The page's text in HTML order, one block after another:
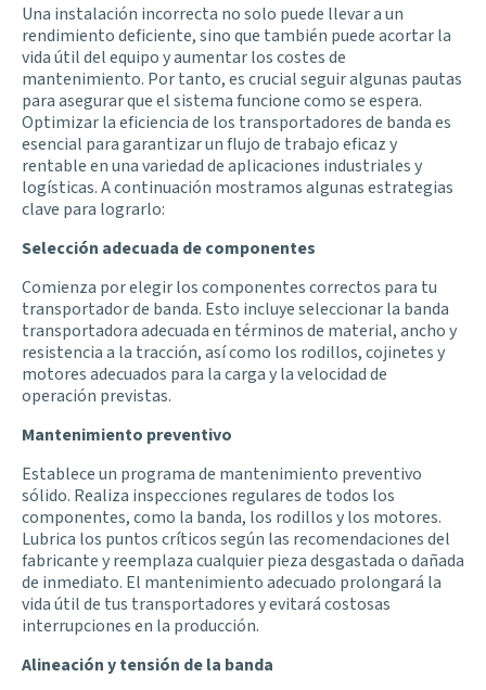
Una instalación incorrecta no solo puede llevar a un
rendimiento deficiente, sino que también puede acortar la
vida útil del equipo y aumentar los costes de
mantenimiento. Por tanto, es crucial seguir algunas pautas
para asegurar que el sistema funcione como se espera.
Optimizar la eficiencia de los transportadores de banda es
esencial para garantizar un flujo de trabajo eficaz y
rentable en una variedad de aplicaciones industriales y
logísticas. A continuación mostramos algunas estrategias
clave para lograrlo:
Selección adecuada de componentes
Comienza por elegir los componentes correctos para tu
transportador de banda. Esto incluye seleccionar la banda
transportadora adecuada en términos de material, ancho y
resistencia a la tracción, así como los rodillos, cojinetes y
motores adecuados para la carga y la velocidad de
operación previstas.
Mantenimiento preventivo
Establece un programa de mantenimiento preventivo
sólido. Realiza inspecciones regulares de todos los
componentes, como la banda, los rodillos y los motores.
Lubrica los puntos críticos según las recomendaciones del
fabricante y reemplaza cualquier pieza desgastada o dañada
de inmediato. El mantenimiento adecuado prolongará la
vida útil de tus transportadores y evitará costosas
interrupciones en la producción.
Alineación y tensión de la banda